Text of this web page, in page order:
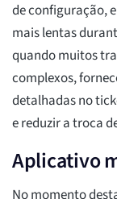
de configuração,
mais lentas
quando muitos
complexos,
detalhadas no
e reduzir a troca
Aplicativo